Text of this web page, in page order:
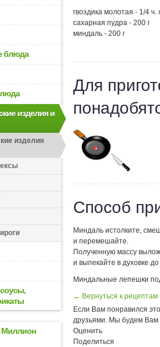
блюда
изделия и
изделия
Миллион
гвоздика молотая - 1/4 ч.
сахарная пудра - 200 г
миндаль - 200 г
Для
Способ
Миндаль истолките,
и перемешайте.
Полученную массу
и выпекайте в духовке до
Миндальные лепешки
← Вернуться к
Если Вам понравился
друзьями. Мы будем Вам
Оценить
Поделиться